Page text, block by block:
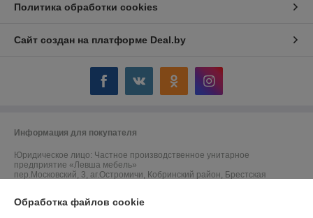
Политика обработки cookies
Сайт создан на платформе Deal.by
Информация для покупателя
Юридическое лицо: Частное производственное унитарное
предприятие «Левша мебель»
пер.Московский, 3, аг.Остромичи, Кобринский район, Брестская
Регистрационный номер ЕГР: 291744464
Обработка файлов cookie